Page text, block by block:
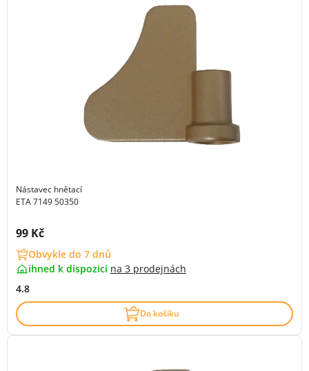
Nástavec hnětací
ETA 7149 50350
Cena s DPH:
99 Kč
Obvykle do 7 dnů
ihned k dispozici na 3 prodejnách
4.8
Do košíku